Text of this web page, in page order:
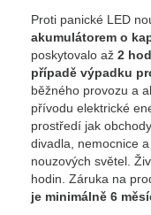
Proti panické LED
akumulátorem o
poskytovalo až 2
případě výpadku
běžného provozu a
přívodu elektrické
prostředí jak
divadla, nemocnice
nouzových světel.
hodin. Záruka na
je minimálně 6